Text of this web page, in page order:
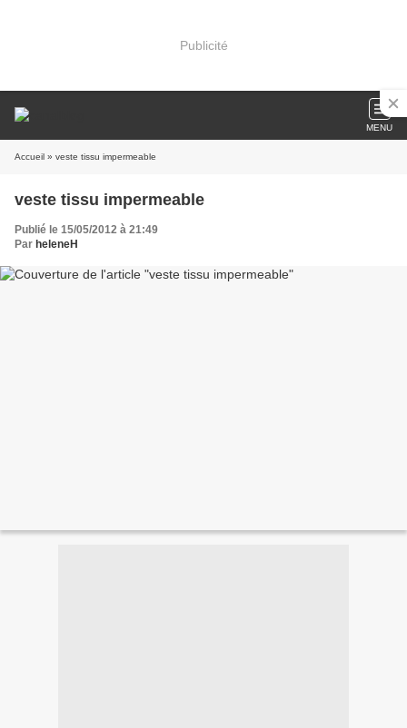
Publicité
MENU
Accueil » veste tissu impermeable
veste tissu impermeable
Publié le 15/05/2012 à 21:49
Par heleneH